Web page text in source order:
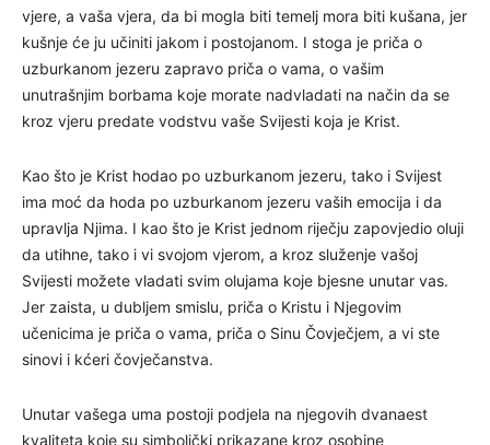
vjere, a vaša vjera, da bi mogla biti temelj mora biti kušana, jer
kušnje će ju učiniti jakom i postojanom. I stoga je priča o
uzburkanom jezeru zapravo priča o vama, o vašim
unutrašnjim borbama koje morate nadvladati na način da se
kroz vjeru predate vodstvu vaše Svijesti koja je Krist.
Kao što je Krist hodao po uzburkanom jezeru, tako i Svijest
ima moć da hoda po uzburkanom jezeru vaših emocija i da
upravlja Njima. I kao što je Krist jednom riječju zapovjedio oluji
da utihne, tako i vi svojom vjerom, a kroz služenje vašoj
Svijesti možete vladati svim olujama koje bjesne unutar vas.
Jer zaista, u dubljem smislu, priča o Kristu i Njegovim
učenicima je priča o vama, priča o Sinu Čovječjem, a vi ste
sinovi i kćeri čovječanstva.
Unutar vašega uma postoji podjela na njegovih dvanaest
kvaliteta koje su simbolički prikazane kroz osobine